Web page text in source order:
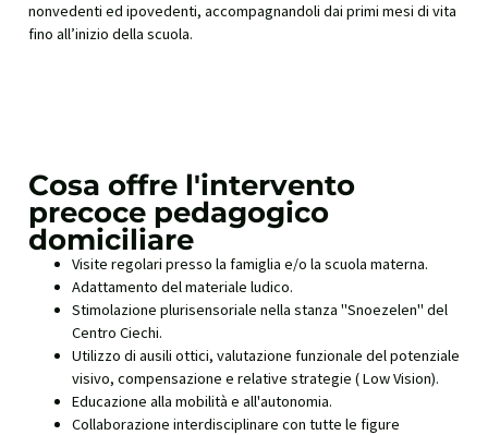
nonvedenti ed ipovedenti, accompagnandoli dai primi mesi di vita
fino all’inizio della scuola.
Cosa offre l'intervento
precoce pedagogico
domiciliare
Visite regolari presso la famiglia e/o la scuola materna.
Adattamento del materiale ludico.
Stimolazione plurisensoriale nella stanza "Snoezelen" del
Centro Ciechi.
Utilizzo di ausili ottici, valutazione funzionale del potenziale
visivo, compensazione e relative strategie ( Low Vision).
Educazione alla mobilità e all'autonomia.
Collaborazione interdisciplinare con tutte le figure